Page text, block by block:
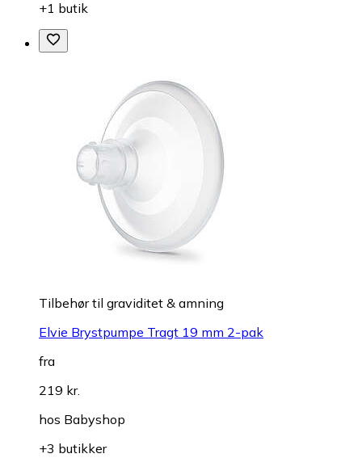
+1 butik
Tilbehør til graviditet & amning
Elvie Brystpumpe Tragt 19 mm 2-pak
fra
219 kr.
hos Babyshop
+3 butikker